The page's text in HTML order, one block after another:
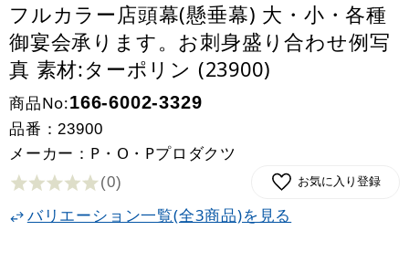
フルカラー店頭幕(懸垂幕) 大・小・各種
御宴会承ります。お刺身盛り合わせ例写
真 素材:ターポリン (23900)
商品No:166-6002-3329
品番：23900
メーカー：P・O・Pプロダクツ
(0) お気に入り登録
バリエーション一覧(全3商品)を見る